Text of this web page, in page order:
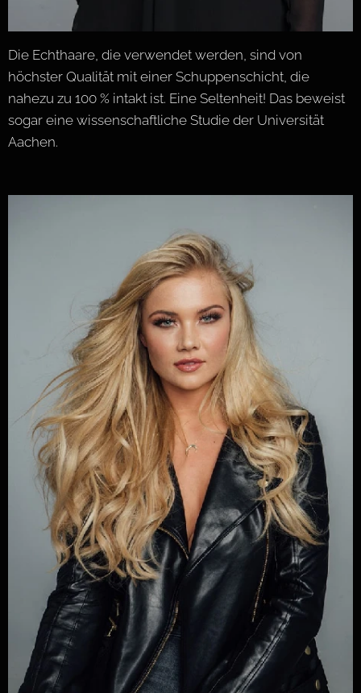
Die Echthaare, die verwendet werden, sind von
höchster Qualität mit einer Schuppenschicht, die
nahezu zu 100 % intakt ist. Eine Seltenheit! Das beweist
sogar eine wissenschaftliche Studie der Universität
Aachen.